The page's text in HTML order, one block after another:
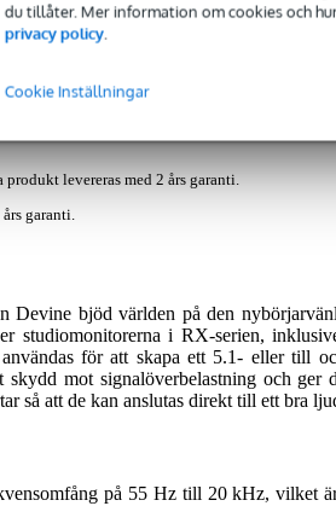
du tillåter. Mer information om cookies och
privacy policy.
Cookie Inställningar
(1) 360o foto Recensioner(7)
Studio Monitor (Single Unit)
produkt levereras med 2 års garanti.
garanti.
Devine bjöd världen på den
studiomonitorerna i RX-serien,
för att skapa ett 5.1- eller till
skydd mot signalöverbelastning och
så att de kan anslutas direkt till ett bra
på 55 Hz till 20 kHz, vilket